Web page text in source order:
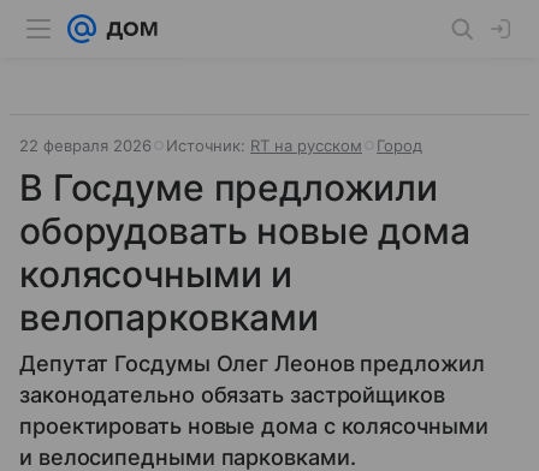
22 февраля 2026 Источник: RT на русском Город
В Госдуме предложили
оборудовать новые дома
колясочными и
велопарковками
Депутат Госдумы Олег Леонов предложил
законодательно обязать застройщиков
проектировать новые дома с колясочными
и велосипедными парковками.